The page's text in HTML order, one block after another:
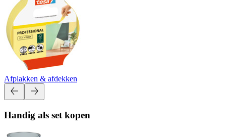
Afplakken & afdekken
Handig als set kopen